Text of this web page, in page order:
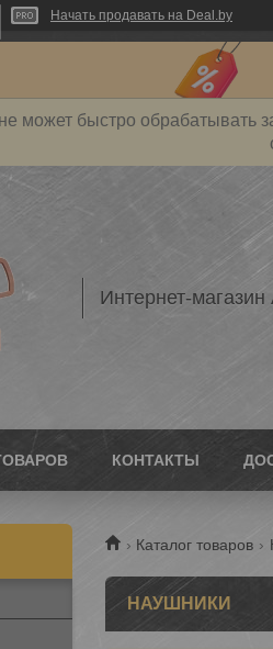
Начать продавать на Deal.by
может быстро обрабатывать
Интернет-магазин
КОНТАКТЫ
Каталог товаров
НАУШНИКИ